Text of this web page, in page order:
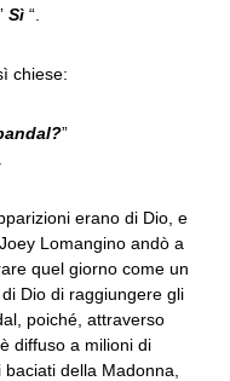
Sì “.
chiese:
”
erano di Dio, e
Lomangino andò a
quel giorno come un
Dio di raggiungere gli
poiché, attraverso
diffuso a milioni di
della Madonna,